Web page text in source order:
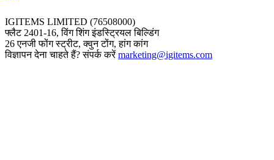
IGITEMS LIMITED (76508000)
फ्लैट 2401-16, विंग शिंग इंडस्ट्रियल बिल्डिंग
26 एनजी फोंग स्ट्रीट, क्वुन टोंग, हांग कांग
विज्ञापन देना चाहते हैं? संपर्क करेंmarketing@igitems.com